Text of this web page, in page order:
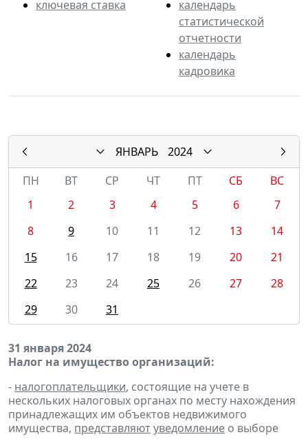
ключевая ставка
календарь
статистической
отчетности
календарь
кадровика
ЯНВАРЬ
2024
ПН
ВТ СР ЧТ ПТ СБ
ВС
1
2 3 4 5 6
7
8
9 10 11 12 13
14
15
16 17 18 19 20
21
22
23 24 25 26 27
28
29
30 31
31 января 2024
Налог на имущество организаций:
- налогоплательщики, состоящие на учете в
нескольких налоговых органах по месту нахождения
принадлежащих им объектов недвижимого
имущества, представляютуведомление о выборе